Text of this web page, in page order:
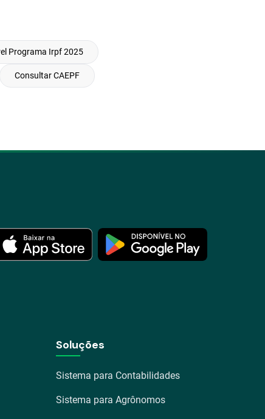
Programa Irpf 2025
Consultar CAEPF
Soluções
Sistema para Contabilidades
Sistema para Agrônomos